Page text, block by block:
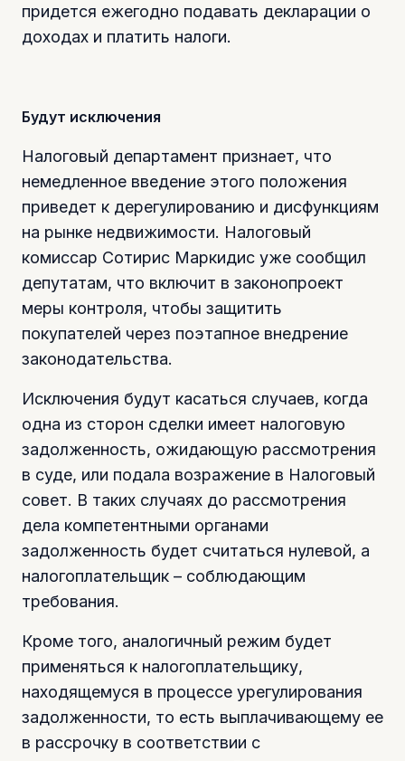
придется ежегодно подавать декларации о
доходах и платить налоги.
Будут исключения
Налоговый департамент признает, что
немедленное введение этого положения
приведет к дерегулированию и дисфункциям
на рынке недвижимости. Налоговый
комиссар Сотирис Маркидис уже сообщил
депутатам, что включит в законопроект
меры контроля, чтобы защитить
покупателей через поэтапное внедрение
законодательства.
Исключения будут касаться случаев, когда
одна из сторон сделки имеет налоговую
задолженность, ожидающую рассмотрения
в суде, или подала возражение в Налоговый
совет. В таких случаях до рассмотрения
дела компетентными органами
задолженность будет считаться нулевой, а
налогоплательщик – соблюдающим
требования.
Кроме того, аналогичный режим будет
применяться к налогоплательщику,
находящемуся в процессе урегулирования
задолженности, то есть выплачивающему ее
в рассрочку в соответствии с